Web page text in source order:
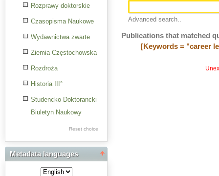
Rozprawy doktorskie
Czasopisma Naukowe
Wydawnictwa zwarte
Ziemia Częstochowska
Rozdroża
Historia III°
Studencko-Doktorancki
Biuletyn Naukowy
Res Academicae
Science Project Scripts
Biuletyn Informacyjny
WSP w Częstochowie
Reset choice
Metadata languages
Advanced search..
Publications that matched
[Keywords = "career